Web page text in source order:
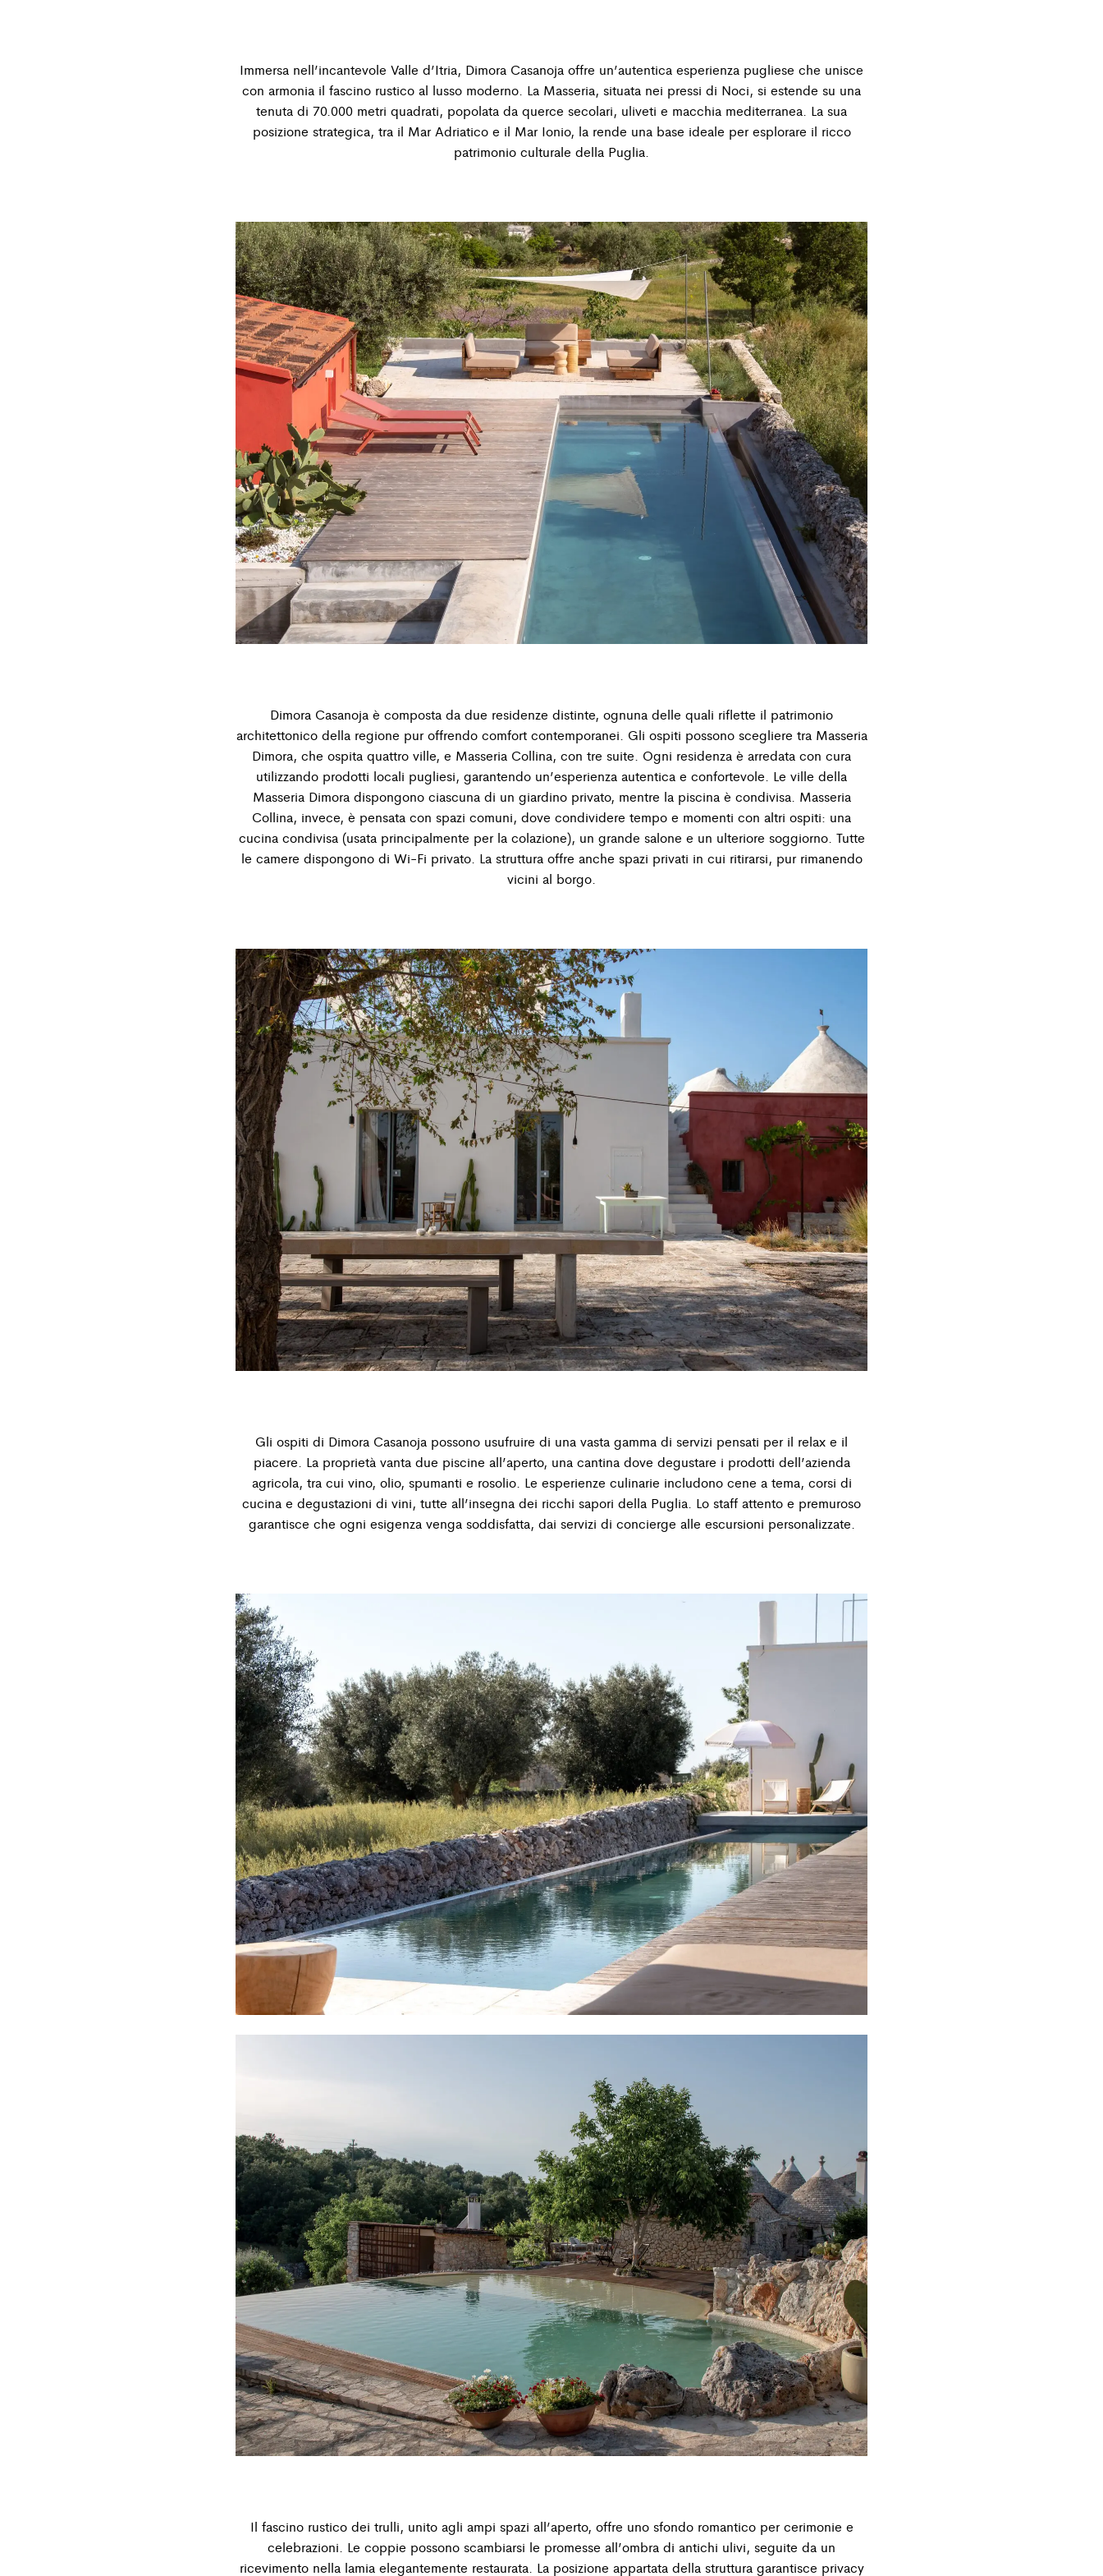
Immersa nell’incantevole Valle d’Itria, Dimora Casanoja offre un’autentica esperienza pugliese che unisce
con armonia il fascino rustico al lusso moderno. La Masseria, situata nei pressi di Noci, si estende su una
tenuta di 70.000 metri quadrati, popolata da querce secolari, uliveti e macchia mediterranea. La sua
posizione strategica, tra il Mar Adriatico e il Mar Ionio, la rende una base ideale per esplorare il ricco
patrimonio culturale della Puglia.
Dimora Casanoja è composta da due residenze distinte, ognuna delle quali riflette il patrimonio
architettonico della regione pur offrendo comfort contemporanei. Gli ospiti possono scegliere tra Masseria
Dimora, che ospita quattro ville, e Masseria Collina, con tre suite. Ogni residenza è arredata con cura
utilizzando prodotti locali pugliesi, garantendo un’esperienza autentica e confortevole. Le ville della
Masseria Dimora dispongono ciascuna di un giardino privato, mentre la piscina è condivisa. Masseria
Collina, invece, è pensata con spazi comuni, dove condividere tempo e momenti con altri ospiti: una
cucina condivisa (usata principalmente per la colazione), un grande salone e un ulteriore soggiorno. Tutte
le camere dispongono di Wi-Fi privato. La struttura offre anche spazi privati in cui ritirarsi, pur rimanendo
vicini al borgo.
Gli ospiti di Dimora Casanoja possono usufruire di una vasta gamma di servizi pensati per il relax e il
piacere. La proprietà vanta due piscine all’aperto, una cantina dove degustare i prodotti dell’azienda
agricola, tra cui vino, olio, spumanti e rosolio. Le esperienze culinarie includono cene a tema, corsi di
cucina e degustazioni di vini, tutte all’insegna dei ricchi sapori della Puglia. Lo staff attento e premuroso
garantisce che ogni esigenza venga soddisfatta, dai servizi di concierge alle escursioni personalizzate.
Il fascino rustico dei trulli, unito agli ampi spazi all’aperto, offre uno sfondo romantico per cerimonie e
celebrazioni. Le coppie possono scambiarsi le promesse all’ombra di antichi ulivi, seguite da un
ricevimento nella lamia elegantemente restaurata. La posizione appartata della struttura garantisce privacy